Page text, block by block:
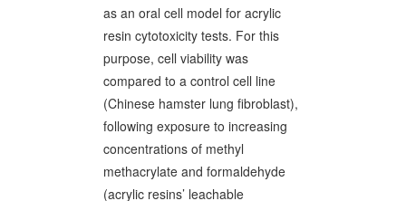
as an oral cell model for acrylic
resin cytotoxicity tests. For this
purpose, cell viability was
compared to a control cell line
(Chinese hamster lung fibroblast),
following exposure to increasing
concentrations of methyl
methacrylate and formaldehyde
(acrylic resins’ leachable